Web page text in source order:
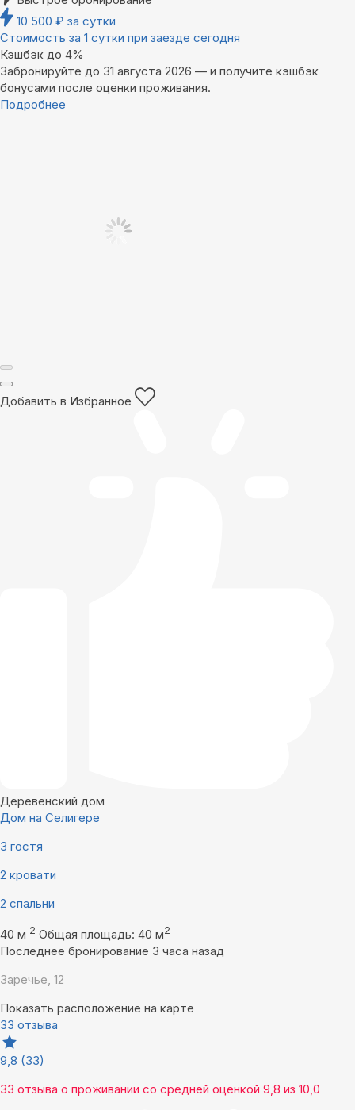
10 500 ₽ за сутки
Стоимость за 1 сутки при заезде сегодня
Кэшбэк до 4%
Забронируйте до 31 августа 2026 — и получите кэшбэк
бонусами после оценки проживания.
Подробнее
Добавить в Избранное
Деревенский дом
Дом на Селигере
3 гостя
2 кровати
2 спальни
40 м 2 Общая площадь: 40 м2
Последнее бронирование 3 часа назад
Заречье, 12
Показать расположение на карте
33 отзыва
9,8 (33)
33 отзыва о проживании со средней оценкой 9,8 из 10,0